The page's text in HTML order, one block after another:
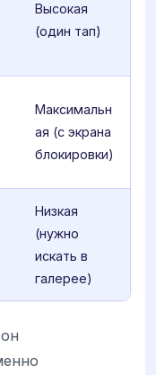
Высокая
(один тап)
Максимальн
ая (с экрана
блокировки)
Низкая
(нужно
искать в
галерее)